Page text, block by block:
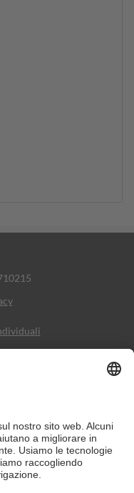
dei contenuti,